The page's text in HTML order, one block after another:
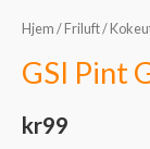
Hjem / Friluft/
GSI Pint
kr99